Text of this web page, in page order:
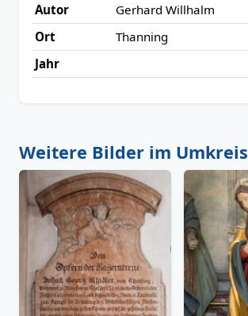
Autor
Gerhard Willhalm
Ort
Thanning
Jahr
Weitere Bilder im Umkreis